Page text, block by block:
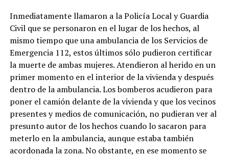
Inmediatamente llamaron a la Policía Local y Guardia
Civil que se personaron en el lugar de los hechos, al
mismo tiempo que una ambulancia de los Servicios de
Emergencia 112, estos últimos sólo pudieron certificar
la muerte de ambas mujeres. Atendieron al herido en un
primer momento en el interior de la vivienda y después
dentro de la ambulancia. Los bomberos acudieron para
poner el camión delante de la vivienda y que los vecinos
presentes y medios de comunicación, no pudieran ver al
presunto autor de los hechos cuando lo sacaron para
meterlo en la ambulancia, aunque estaba también
acordonada la zona. No obstante, en ese momento se